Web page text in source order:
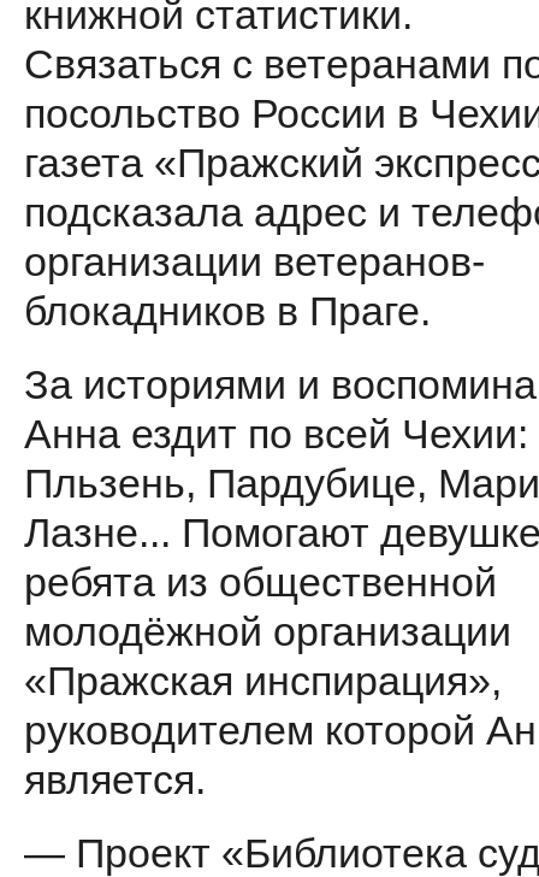
книжной статистики.
Связаться с ветеранами
посольство России в
газета «Пражский
подсказала адрес и
организации ветеранов-
блокадников в Праге.
За историями и
Анна ездит по всей Чехии:
Пльзень, Пардубице,
Лазне... Помогают
ребята из общественной
молодёжной организации
«Пражская инспирация»,
руководителем которой
является.
— Проект «Библиотека